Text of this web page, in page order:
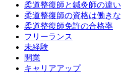
柔道整復師と鍼灸師の違
柔道整復師の資格は働き
柔道整復師免許の合格率
フリーランス
未経験
開業
キャリアアップ